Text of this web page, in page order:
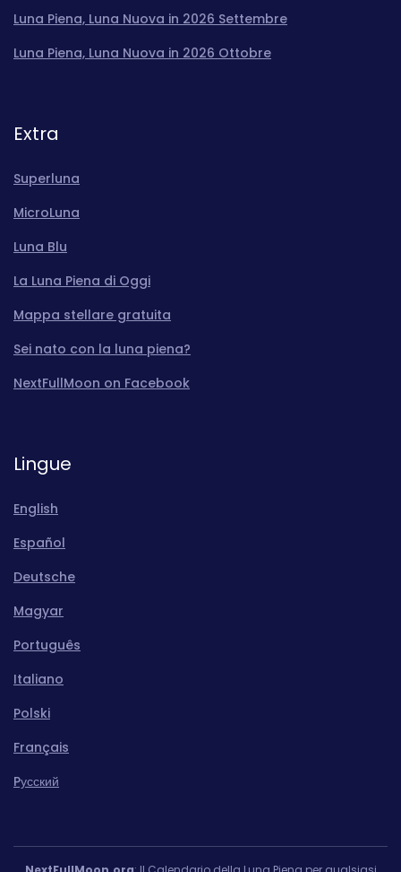
Luna Piena, Luna Nuova in 2026 Settembre
Luna Piena, Luna Nuova in 2026 Ottobre
Extra
Superluna
MicroLuna
Luna Blu
La Luna Piena di Oggi
Mappa stellare gratuita
Sei nato con la luna piena?
NextFullMoon on Facebook
Lingue
English
Español
Deutsche
Magyar
Português
Italiano
Polski
Français
Pусский